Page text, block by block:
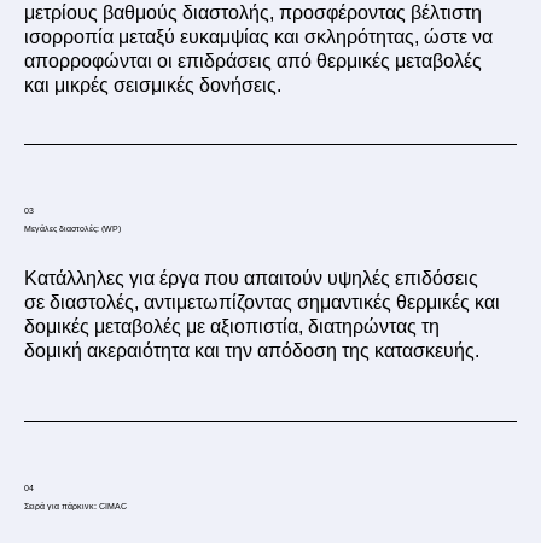
μετρίους βαθμούς διαστολής, προσφέροντας βέλτιστη
ισορροπία μεταξύ ευκαμψίας και σκληρότητας, ώστε να
απορροφώνται οι επιδράσεις από θερμικές μεταβολές
και μικρές σεισμικές δονήσεις.
03
Μεγάλες διαστολές: (WP)
Κατάλληλες για έργα που απαιτούν υψηλές επιδόσεις
σε διαστολές, αντιμετωπίζοντας σημαντικές θερμικές και
δομικές μεταβολές με αξιοπιστία, διατηρώντας τη
δομική ακεραιότητα και την απόδοση της κατασκευής.
04
Σειρά για πάρκινκ: CIMAC